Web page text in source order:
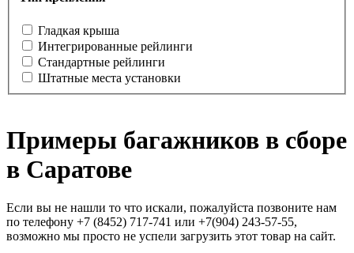
Гладкая крыша
Интегрированные рейлинги
Стандартные рейлинги
Штатные места установки
Примеры багажников в сборе
в Саратове
Если вы не нашли то что искали, пожалуйста позвоните нам
по телефону +7 (8452) 717-741 или +7(904) 243-57-55,
возможно мы просто не успели загрузить этот товар на сайт.